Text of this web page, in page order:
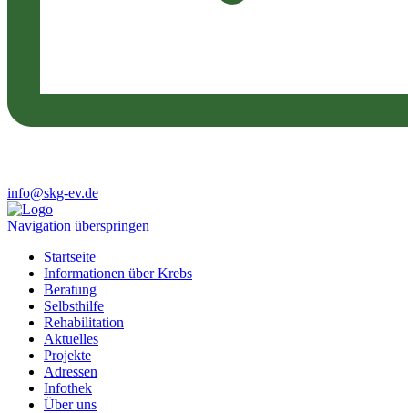
info@skg-ev.de
Navigation überspringen
Startseite
Informationen über Krebs
Beratung
Selbsthilfe
Rehabilitation
Aktuelles
Projekte
Adressen
Infothek
Über uns